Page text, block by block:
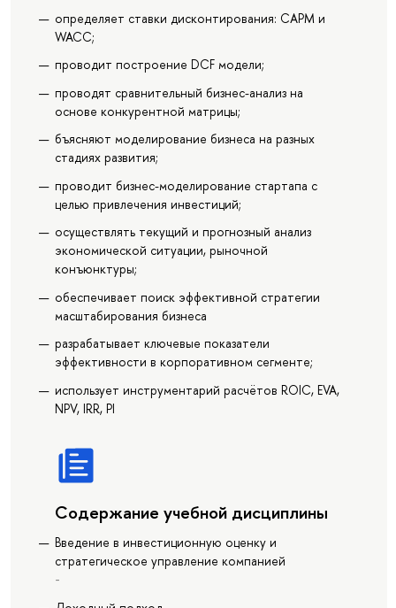
определяет ставки дисконтирования: CAPM и
WACC;
проводит построение DCF модели;
проводят сравнительный бизнес-анализ на
основе конкурентной матрицы;
бъясняют моделирование бизнеса на разных
стадиях развития;
проводит бизнес-моделирование стартапа с
целью привлечения инвестиций;
осуществлять текущий и прогнозный анализ
экономической ситуации, рыночной
конъюнктуры;
обеспечивает поиск эффективной стратегии
масштабирования бизнеса
разрабатывает ключевые показатели
эффективности в корпоративном сегменте;
использует инструментарий расчётов ROIC, EVA,
NPV, IRR, PI
Содержание учебной дисциплины
Введение в инвестиционную оценку и
стратегическое управление компанией
-